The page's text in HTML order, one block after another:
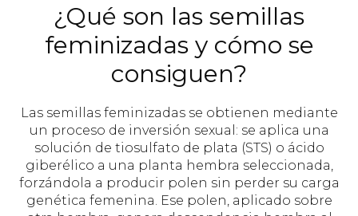
¿Qué son las semillas
feminizadas y cómo se
consiguen?
Las semillas feminizadas se obtienen mediante
un proceso de inversión sexual: se aplica una
solución de tiosulfato de plata (STS) o ácido
giberélico a una planta hembra seleccionada,
forzándola a producir polen sin perder su carga
genética femenina. Ese polen, aplicado sobre